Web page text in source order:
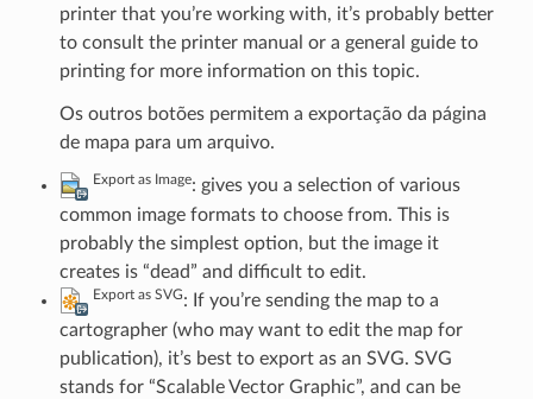
printer that you’re working with, it’s probably better
to consult the printer manual or a general guide to
printing for more information on this topic.
Os outros botões permitem a exportação da página
de mapa para um arquivo.
Export as Image: gives you a selection of various
common image formats to choose from. This is
probably the simplest option, but the image it
creates is “dead” and difficult to edit.
Export as SVG: If you’re sending the map to a
cartographer (who may want to edit the map for
publication), it’s best to export as an SVG. SVG
stands for “Scalable Vector Graphic”, and can be